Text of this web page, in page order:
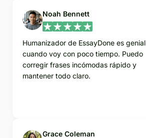
Noah Bennett
Humanizador de EssayDone es genial
cuando voy con poco tiempo. Puedo
corregir frases incómodas rápido y
mantener todo claro.
Grace Coleman